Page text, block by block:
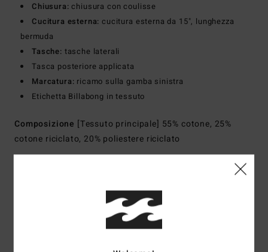
Chiusura: chiusura con coulisse
Cucitura esterna: cucitura esterna da 15", lunghezza
bermuda
Tasche: tasche laterali
Tasca posteriore applicata
Marcatura: ricamo sulla gamba sinistra
Etichetta Billabong in tessuto
Composizione [Tessuto principale] 55% cotone, 25%
cotone riciclato, 20% poliestere riciclato
Recensioni dei clienti